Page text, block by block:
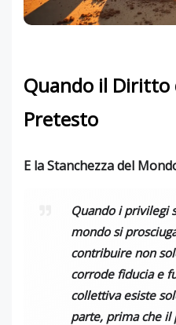
Quando il Diritto
Pretesto
E la Stanchezza del
Quando i privilegi
mondo si
contribuire non
corrode fiducia e
collettiva esiste
parte, prima che il